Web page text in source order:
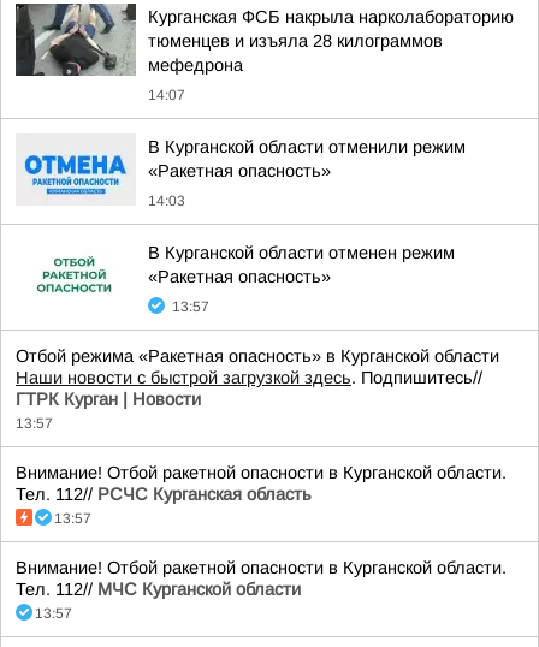
Курганская ФСБ накрыла нарколабораторию
тюменцев и изъяла 28 килограммов
мефедрона
14:07
В Курганской области отменили режим
«Ракетная опасность»
14:03
В Курганской области отменен режим
«Ракетная опасность»
13:57
Отбой режима «Ракетная опасность» в Курганской области
Наши новости с быстрой загрузкой здесь. Подпишитесь//
ГТРК Курган | Новости
13:57
Внимание! Отбой ракетной опасности в Курганской области.
Тел. 112// РСЧС Курганская область
13:57
Внимание! Отбой ракетной опасности в Курганской области.
Тел. 112// МЧС Курганской области
13:57